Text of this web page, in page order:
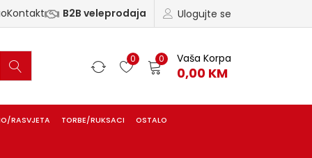
Ulogujte se
Kontakt B2B veleprodaja
0 0 Vaša Korpa
0,00 KM
RASVJETA TORBE/RUKSACI OSTALO